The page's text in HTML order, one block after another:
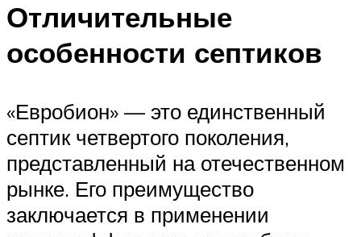
Отличительные
особенности септиков
«Евробион» — это единственный
септик четвертого поколения,
представленный на отечественном
рынке. Его преимущество
заключается в применении